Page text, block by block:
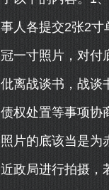
事人各提交2张2寸
冠一寸照片，对付
仳离战谈书，战谈
债权处置等事项协
照片的底该当是为
近政局进行拍摄，